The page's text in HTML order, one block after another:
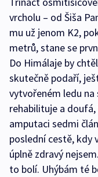
vrcholu – od Šiša
mu už jenom K2,
metrů, stane se
Do Himálaje by
skutečně podaří,
vytvořeném ledu na
rehabilituje a
amputaci sedmi
poslední cestě, kdy
úplně zdravý
to bolí. Uhýbám té